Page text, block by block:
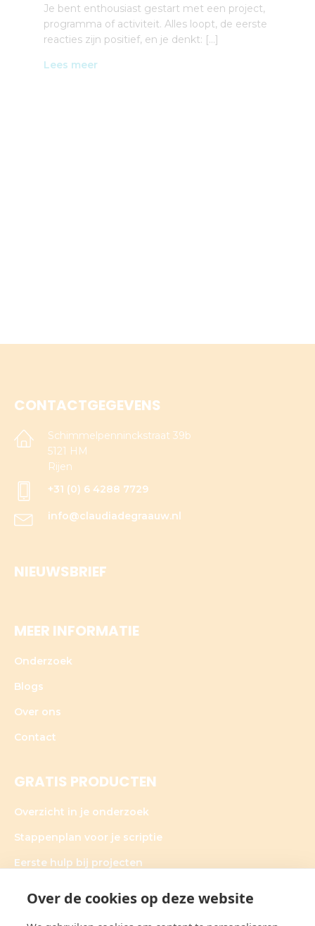
Je bent enthousiast gestart met een project,
programma of activiteit. Alles loopt, de eerste
reacties zijn positief, en je denkt: […]
Lees meer
CONTACTGEGEVENS
Schimmelpenninckstraat 39b
5121 HM
Rijen
+31 (0) 6 4288 7729
info@claudiadegraauw.nl
NIEUWSBRIEF
MEER INFORMATIE
Onderzoek
Blogs
Over ons
Contact
GRATIS PRODUCTEN
Overzicht in je onderzoek
Stappenplan voor je scriptie
Eerste hulp bij projecten
Over de cookies op deze website